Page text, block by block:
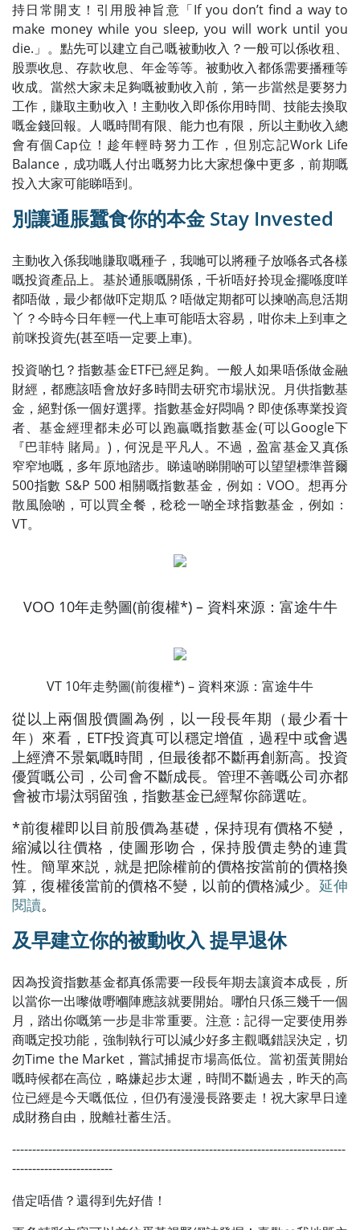
持日常開支！引用股神旨意「If you don’t find a way to
make money while you sleep, you will work until you
die.」。點先可以建立自己嘅被動收入？一般可以係收租、
股票收息、存款收息、年金等等。被動收入都係需要播種等
收成。當然大家未足夠嘅被動收入前，第一步當然是要努力
工作，賺取主動收入！主動收入即係你用時間、技能去換取
嘅金錢回報。人嘅時間有限、能力也有限，所以主動收入總
會有個Cap位！趁年輕時努力工作，但別忘記Work Life
Balance，成功嘅人付出嘅努力比大家想像中更多，前期嘅
投入大家可能睇唔到。
別讓通脹蠶食你的本金 Stay Invested
主動收入係我哋賺取嘅種子，我哋可以將種子放喺各式各樣
嘅投資產品上。基於通脹嘅關係，千祈唔好拎現金擺喺度咩
都唔做，最少都做吓定期瓜？唔做定期都可以揀啲高息活期
丫？今時今日年輕一代上車可能唔太容易，咁你未上到車之
前咪投資先(甚至唔一定要上車)。
投資啲乜？指數基金ETF已經足夠。一般人如果唔係做金融
財經，都應該唔會放好多時間去研究市場狀況。月供指數基
金，絕對係一個好選擇。指數基金好悶喎？即使係專業投資
者、基金經理都未必可以跑贏嘅指數基金(可以Google下
『巴菲特 賭局』)，何況是平凡人。不過，盈富基金又真係
窄窄地嘅，多年原地踏步。睇遠啲睇開啲可以望望標準普爾
500指數 S&P 500 相關嘅指數基金，例如：VOO。想再分
散風險啲，可以買全餐，稔稔一啲全球指數基金，例如：
VT。
VOO 10年走勢圖(前復權*) – 資料來源：富途牛牛
VT 10年走勢圖(前復權*) – 資料來源：富途牛牛
從以上兩個股價圖為例，以一段長年期（最少看十
年）來看，ETF投資真可以穩定增值，過程中或會遇
上經濟不景氣嘅時間，但最後都不斷再創新高。投資
優質嘅公司，公司會不斷成長。管理不善嘅公司亦都
會被市場汰弱留強，指數基金已經幫你篩選咗。
*前復權即以目前股價為基礎，保持現有價格不變，
縮減以往價格，使圖形吻合，保持股價走勢的連貫
性。簡單來説，就是把除權前的價格按當前的價格換
算，復權後當前的價格不變，以前的價格減少。 延伸
閱讀。
及早建立你的被動收入 提早退休
因為投資指數基金都真係需要一段長年期去讓資本成長，所
以當你一出嚟做嘢嗰陣應該就要開始。哪怕只係三幾千一個
月，踏出你嘅第一步是非常重要。注意：記得一定要使用券
商嘅定投功能，強制執行可以減少好多主觀嘅錯誤決定，切
勿Time the Market，嘗試捕捉市場高低位。當初蛋黃開始
嘅時候都在高位，略嫌起步太遲，時間不斷過去，昨天的高
位已經是今天嘅低位，但仍有漫漫長路要走！祝大家早日達
成財務自由，脫離社蓄生活。
-----------------------------------------------------------------------------------
-------------------------
借定唔借？還得到先好借！